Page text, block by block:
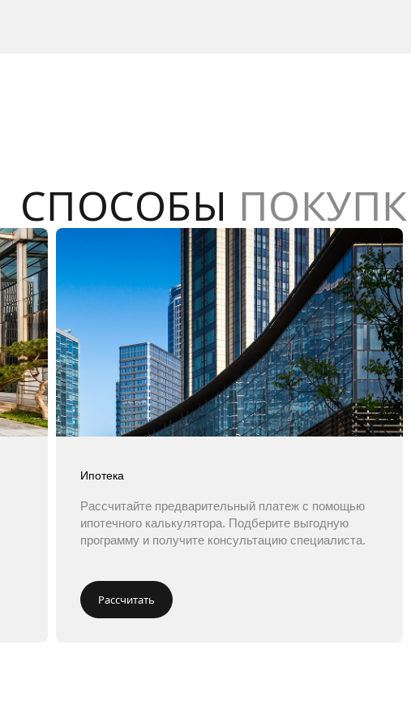
СПОСОБЫ
Ипотека
Рассчитайте предварительный платеж с помощью
ипотечного калькулятора. Подберите выгодную
программу и получите консультацию специалиста.
Рассчитать